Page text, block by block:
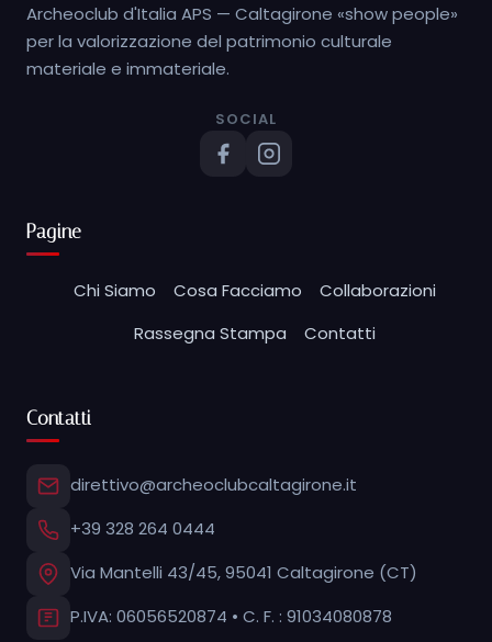
Archeoclub d'Italia APS — Caltagirone «show people»
per la valorizzazione del patrimonio culturale
materiale e immateriale.
SOCIAL
Pagine
Chi Siamo Cosa Facciamo
Collaborazioni
Rassegna Stampa
Contatti
Contatti
direttivo@archeoclubcaltagirone.it
+39 328 264 0444
Via Mantelli 43/45, 95041 Caltagirone (CT)
P.IVA: 06056520874 • C. F. : 91034080878